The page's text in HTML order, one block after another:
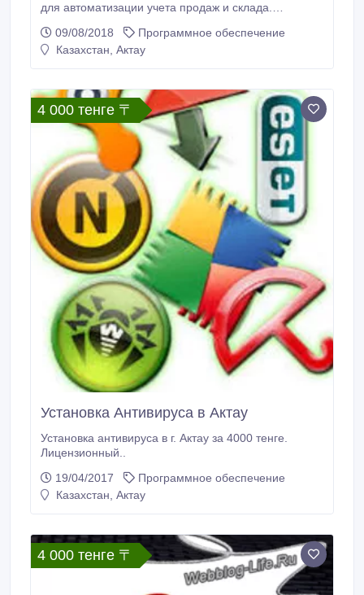
для автоматизации учета продаж и склада.
Общепит -Торговля -Услуги Программа бесплатна в
течении 15 дней+ пос оплата БЕСПЛАТНАЯ
на планшетах, ноутбуках, телефонах.
09/08/2018
Программное обеспечение
Казахстан, Актау
4 000 тенге 〒
Установка Антивируса в Актау
Установка антивируса в г. Актау за 4000 тенге.
Лицензионный..
19/04/2017
Программное обеспечение
Казахстан, Актау
4 000 тенге 〒